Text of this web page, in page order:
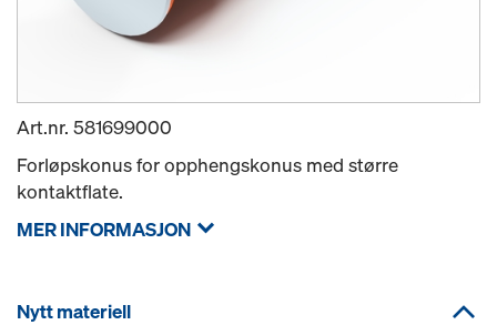
Art.nr. 581699000
Forløpskonus for opphengskonus med større
kontaktflate.
MER INFORMASJON
Nytt materiell